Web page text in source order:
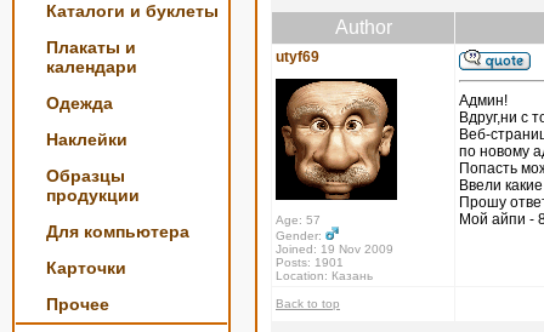
Каталоги и буклеты
Плакаты и
календари
Одежда
Наклейки
Образцы
продукции
Для компьютера
Карточки
Прочее
Author
utyf69
Age: 57
Gender:
Joined: 19 Nov 2009
Posts: 1901
Location: Казань
Админ!
Вдруг,ни с
Веб-
по новому
Попасть
Ввели
Прошу
Мой айпи -
Back to top